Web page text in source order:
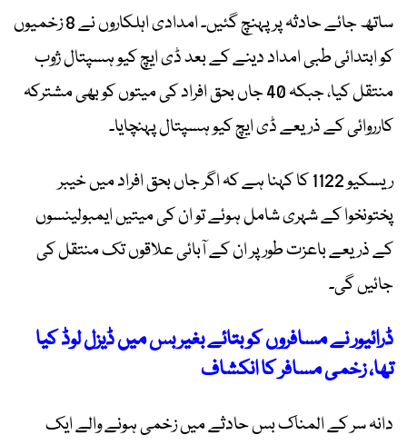
ساتھ جائے حادثہ پر پہنچ گئیں۔ امدادی اہلکاروں نے 8 زخمیوں
کو ابتدائی طبی امداد دینے کے بعد ڈی ایچ کیو ہسپتال ژوب
منتقل کیا، جبکہ 40 جاں بحق افراد کی میتوں کو بھی مشترکہ
کارروائی کے ذریعے ڈی ایچ کیو ہسپتال پہنچایا۔
ریسکیو 1122 کا کہنا ہے کہ اگر جاں بحق افراد میں خیبر
پختونخوا کے شہری شامل ہوئے تو ان کی میتیں ایمبولینسوں
کے ذریعے باعزت طور پر ان کے آبائی علاقوں تک منتقل کی
جائیں گی۔
ڈرائیور نے مسافروں کو بتائے بغیر بس میں ڈیزل لوڈ کیا
تھا، زخمی مسافر کا انکشاف
دانہ سر کے المناک بس حادثے میں زخمی ہونے والے ایک